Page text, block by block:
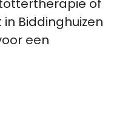
of
Biddinghuizen
een